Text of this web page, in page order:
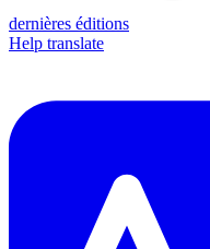
dernières éditions
Help translate